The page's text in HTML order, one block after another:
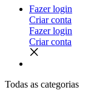
Fazer login
Criar conta
Fazer login
Criar conta
Todas as categorias